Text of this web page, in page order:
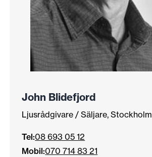
John Blidefjord
Ljusrådgivare / Säljare, Stockholm
Tel:08 693 05 12
Mobil:070 714 83 21